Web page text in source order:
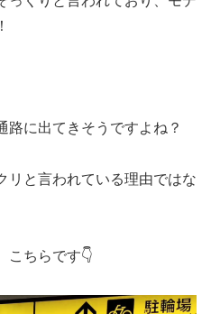
路に出てきそうですよね？
リと言われている理由ではな
こちらです👇